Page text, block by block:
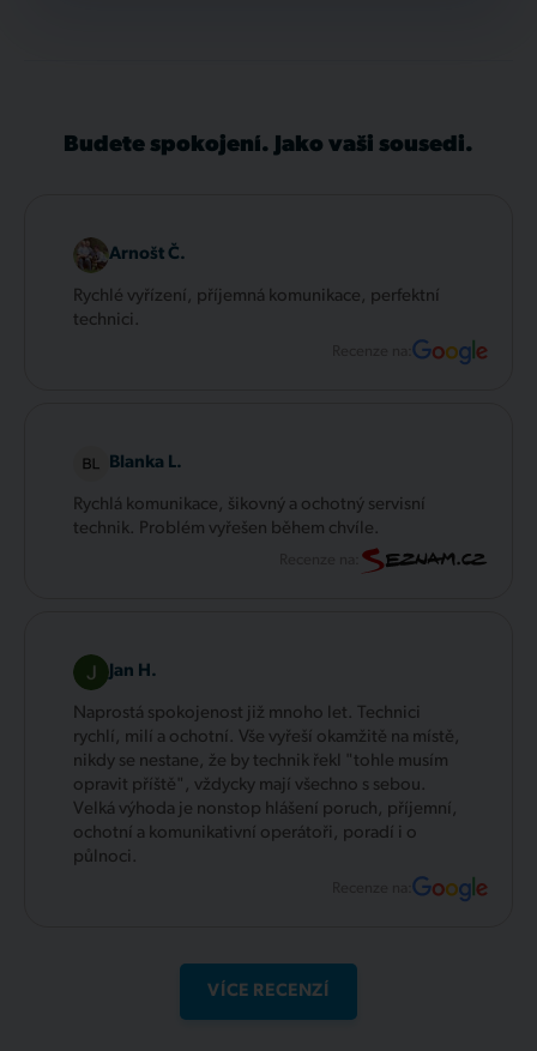
Budete spokojení. Jako vaši sousedi.
Arnošt Č.
Rychlé vyřízení, příjemná komunikace, perfektní
technici.
Recenze na:
Blanka L.
Rychlá komunikace, šikovný a ochotný servisní
technik. Problém vyřešen během chvíle.
Jan H.
Naprostá spokojenost již mnoho let. Technici
rychlí, milí a ochotní. Vše vyřeší okamžitě na místě,
nikdy se nestane, že by technik řekl "tohle musím
opravit příště", vždycky mají všechno s sebou.
Velká výhoda je nonstop hlášení poruch, příjemní,
ochotní a komunikativní operátoři, poradí i o
půlnoci.
Recenze na:
VÍCE RECENZÍ